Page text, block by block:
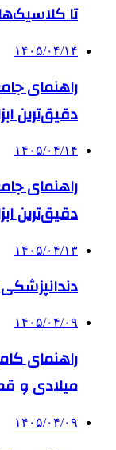
تا
۱۴۰۵/۰۴/۱۴
راهنمای
دقیق‌ترین
۱۴۰۵/۰۴/۱۴
راهنمای
دقیق‌ترین
۱۴۰۵/۰۴/۱۳
۱۴۰۵/۰۴/۰۹
راهنمای
میلادی و
۱۴۰۵/۰۴/۰۹